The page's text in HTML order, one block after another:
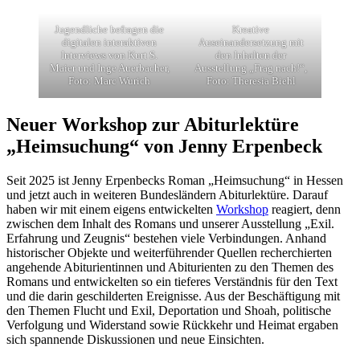
Jugendliche befragen die
digitalen interaktiven
Interviews von Kurt S.
Maier und Inge Auerbacher,
Foto: Marc Wurich
Kreative
Auseinandersetzung mit
den Inhalten der
Ausstellung „Frag nach!“,
Foto: Theresia Biehl
Neuer Workshop zur Abiturlektüre
„Heimsuchung“ von Jenny Erpenbeck
Seit 2025 ist Jenny Erpenbecks Roman „Heimsuchung“ in Hessen
und jetzt auch in weiteren Bundesländern Abiturlektüre. Darauf
haben wir mit einem eigens entwickelten Workshop reagiert, denn
zwischen dem Inhalt des Romans und unserer Ausstellung „Exil.
Erfahrung und Zeugnis“ bestehen viele Verbindungen. Anhand
historischer Objekte und weiterführender Quellen recherchierten
angehende Abiturientinnen und Abiturienten zu den Themen des
Romans und entwickelten so ein tieferes Verständnis für den Text
und die darin geschilderten Ereignisse. Aus der Beschäftigung mit
den Themen Flucht und Exil, Deportation und Shoah, politische
Verfolgung und Widerstand sowie Rückkehr und Heimat ergaben
sich spannende Diskussionen und neue Einsichten.